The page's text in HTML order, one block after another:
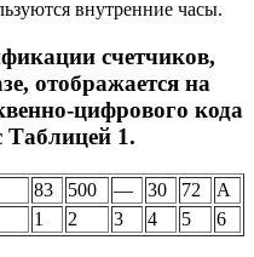
внутренние часы.
счетчиков,
отображается на
цифрового кода
Таблицей 1.
83 500 — 30 72
А
1 2 3 4 5 6